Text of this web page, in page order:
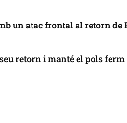
un atac frontal al retorn de
retorn i manté el pols ferm